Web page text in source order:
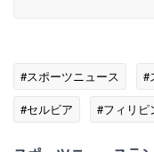
#スポーツニュース #
#セルビア
#フィリピ